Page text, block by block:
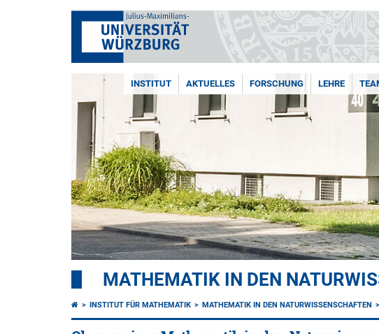
INSTITUT AKTUELLES FORSCHUNG LEHRE
MATHEMATIK IN DEN
INSTITUT FÜR MATHEMATIK MATHEMATIK IN DEN NATURWISSENSCHAFTEN